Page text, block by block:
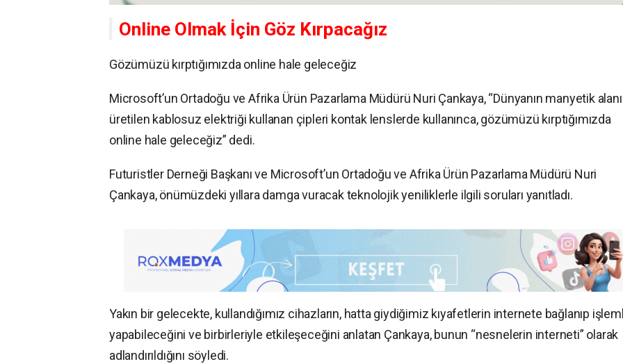
Online Olmak İçin Göz Kırpacağız
Gözümüzü kırptığımızda online hale geleceğiz
Microsoft’un Ortadoğu ve Afrika Ürün Pazarlama Müdürü Nuri Çankaya, “Dünyanın manyetik
üretilen kablosuz elektriği kullanan çipleri kontak lenslerde kullanınca, gözümüzü kırptığımızda
online hale geleceğiz” dedi.
Futuristler Derneği Başkanı ve Microsoft’un Ortadoğu ve Afrika Ürün Pazarlama Müdürü Nuri
Çankaya, önümüzdeki yıllara damga vuracak teknolojik yeniliklerle ilgili soruları yanıtladı.
Yakın bir gelecekte, kullandığımız cihazların, hatta giydiğimiz kıyafetlerin internete bağlanıp
yapabileceğini ve birbirleriyle etkileşeceğini anlatan Çankaya, bunun “nesnelerin interneti” olarak
adlandırıldığını söyledi.